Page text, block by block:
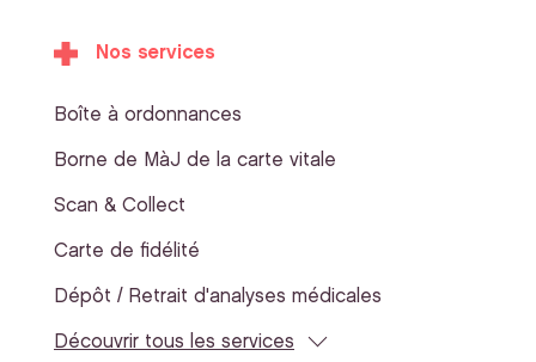
Nos services
Boîte à ordonnances
Borne de MàJ de la carte vitale
Scan & Collect
Carte de fidélité
Dépôt / Retrait d'analyses médicales
Découvrir tous les services